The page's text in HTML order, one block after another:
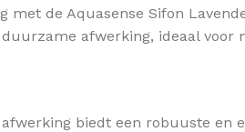
de Aquasense Sifon
afwerking, ideaal voor
biedt een robuuste en